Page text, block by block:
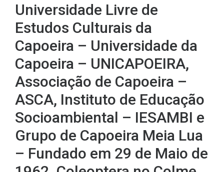
Universidade Livre de
Estudos Culturais da
Capoeira – Universidade da
Capoeira – UNICAPOEIRA,
Associação de Capoeira –
ASCA, Instituto de Educação
Socioambiental – IESAMBI e
Grupo de Capoeira Meia Lua
– Fundado em 29 de Maio de